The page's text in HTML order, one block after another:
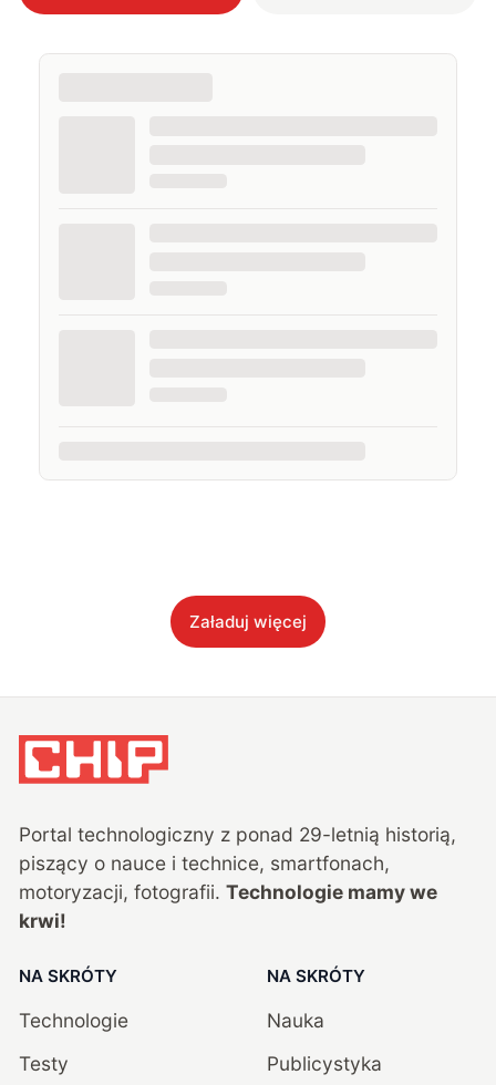
Załaduj więcej
Portal technologiczny z ponad 29-letnią historią,
piszący o nauce i technice, smartfonach,
motoryzacji, fotografii. Technologie mamy we
krwi!
NA SKRÓTY
Technologie
Testy
NA SKRÓTY
Nauka
Publicystyka